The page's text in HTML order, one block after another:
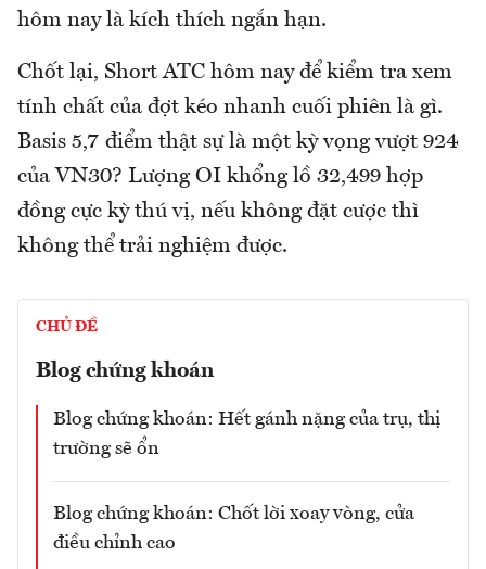
hôm nay là kích thích ngắn hạn.
Chốt lại, Short ATC hôm nay để kiểm tra xem
tính chất của đợt kéo nhanh cuối phiên là gì.
Basis 5,7 điểm thật sự là một kỳ vọng vượt 924
của VN30? Lượng OI khổng lồ 32,499 hợp
đồng cực kỳ thú vị, nếu không đặt cược thì
không thể trải nghiệm được.
CHỦ ĐỀ
Blog chứng khoán
Blog chứng khoán: Hết gánh nặng của trụ, thị
trường sẽ ổn
Blog chứng khoán: Chốt lời xoay vòng, cửa
điều chỉnh cao